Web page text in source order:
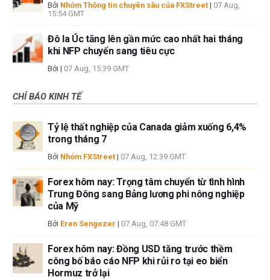
Bởi Nhóm Thông tin chuyên sâu của FXStreet | 07 Aug,
15:54 GMT
Đô la Úc tăng lên gần mức cao nhất hai tháng
khi NFP chuyển sang tiêu cực
Bởi | 07 Aug, 15:39 GMT
CHỈ BÁO KINH TẾ
Tỷ lệ thất nghiệp của Canada giảm xuống 6,4%
trong tháng 7
Bởi Nhóm FXStreet | 07 Aug, 12:39 GMT
Forex hôm nay: Trọng tâm chuyển từ tình hình
Trung Đông sang Bảng lương phi nông nghiệp
của Mỹ
Bởi Eren Sengezer | 07 Aug, 07:48 GMT
Forex hôm nay: Đồng USD tăng trước thềm
công bố báo cáo NFP khi rủi ro tại eo biển
Hormuz trở lại